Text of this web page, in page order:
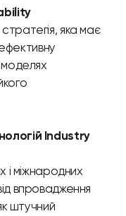
яка має
моделях
Industry
і міжнародних
впровадження
штучний